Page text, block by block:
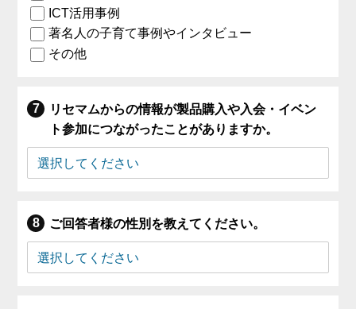
ICT活用事例
著名人の子育て事例やインタビュー
その他
リセマムからの情報が製品購入や入会・イベン
ト参加につながったことがありますか。
ご回答者様の性別を教えてください。